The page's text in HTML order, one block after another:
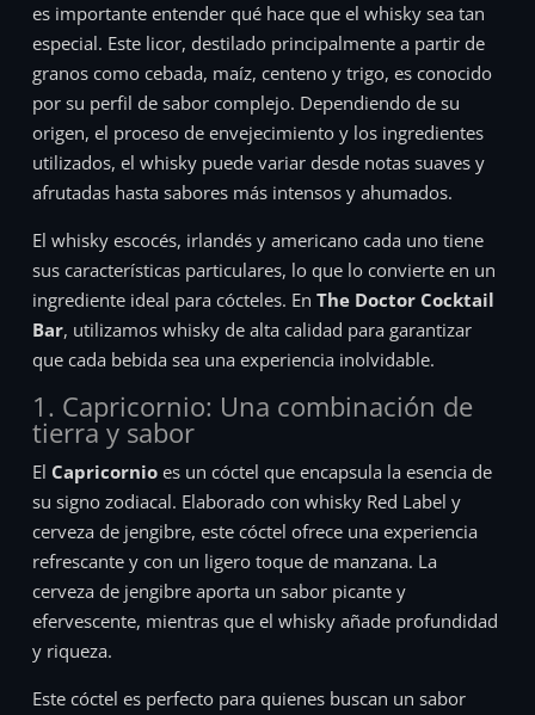
es importante entender qué hace que el whisky sea tan
especial. Este licor, destilado principalmente a partir de
granos como cebada, maíz, centeno y trigo, es conocido
por su perfil de sabor complejo. Dependiendo de su
origen, el proceso de envejecimiento y los ingredientes
utilizados, el whisky puede variar desde notas suaves y
afrutadas hasta sabores más intensos y ahumados.
El whisky escocés, irlandés y americano cada uno tiene
sus características particulares, lo que lo convierte en un
ingrediente ideal para cócteles. En The Doctor Cocktail
Bar, utilizamos whisky de alta calidad para garantizar
que cada bebida sea una experiencia inolvidable.
1. Capricornio: Una combinación de
tierra y sabor
El Capricornioes un cóctel que encapsula la esencia de
su signo zodiacal. Elaborado con whisky Red Label y
cerveza de jengibre, este cóctel ofrece una experiencia
refrescante y con un ligero toque de manzana. La
cerveza de jengibre aporta un sabor picante y
efervescente, mientras que el whisky añade profundidad
y riqueza.
Este cóctel es perfecto para quienes buscan un sabor